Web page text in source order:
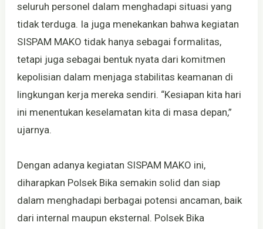
seluruh personel dalam menghadapi situasi yang
tidak terduga. Ia juga menekankan bahwa kegiatan
SISPAM MAKO tidak hanya sebagai formalitas,
tetapi juga sebagai bentuk nyata dari komitmen
kepolisian dalam menjaga stabilitas keamanan di
lingkungan kerja mereka sendiri. “Kesiapan kita hari
ini menentukan keselamatan kita di masa depan,”
ujarnya.
Dengan adanya kegiatan SISPAM MAKO ini,
diharapkan Polsek Bika semakin solid dan siap
dalam menghadapi berbagai potensi ancaman, baik
dari internal maupun eksternal. Polsek Bika